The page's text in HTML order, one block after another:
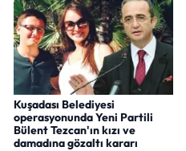
Kuşadası Belediyesi
operasyonunda Yeni Partili
Bülent Tezcan'ın kızı ve
damadına gözaltı kararı